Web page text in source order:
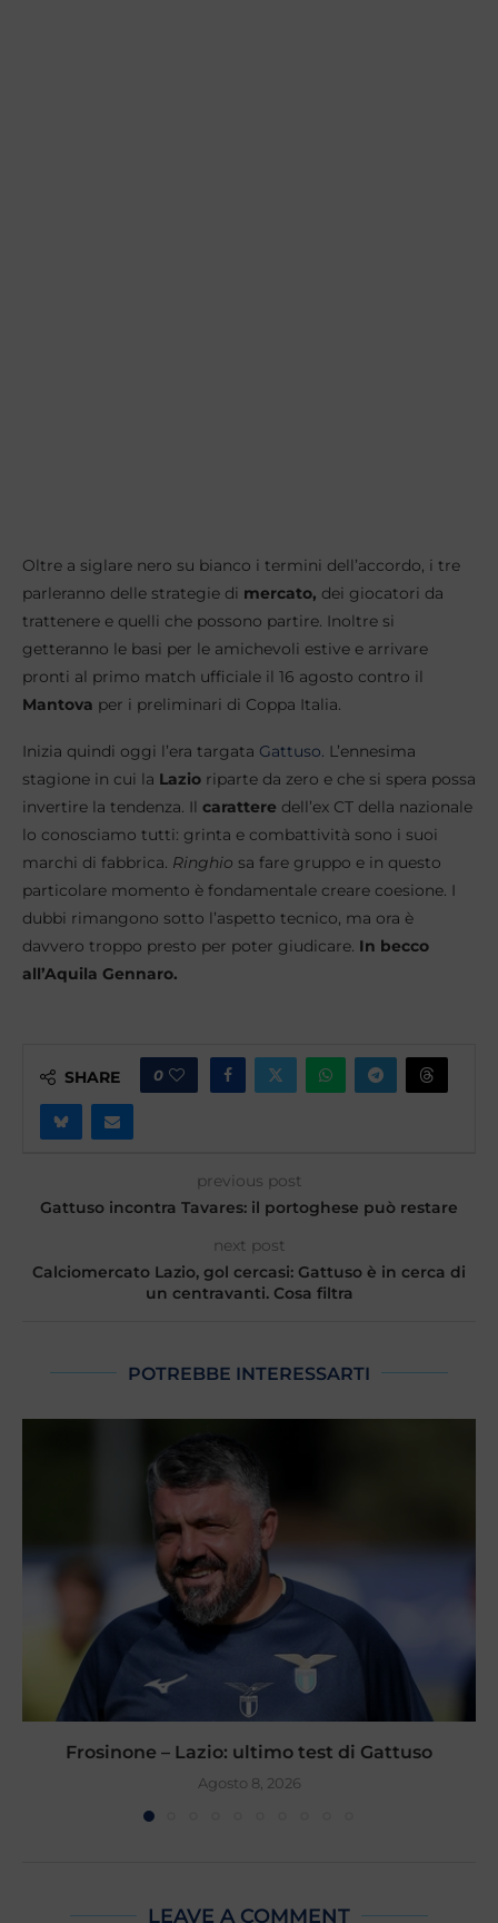
Oltre a siglare nero su bianco i termini dell’accordo, i tre
parleranno delle strategie di mercato, dei giocatori da
trattenere e quelli che possono partire. Inoltre si
getteranno le basi per le amichevoli estive e arrivare
pronti al primo match ufficiale il 16 agosto contro il
Mantova per i preliminari di Coppa Italia.
Inizia quindi oggi l’era targata Gattuso. L’ennesima
stagione in cui la Lazio riparte da zero e che si spera possa
invertire la tendenza. Il carattere dell’ex CT della nazionale
lo conosciamo tutti: grinta e combattività sono i suoi
marchi di fabbrica. Ringhio sa fare gruppo e in questo
particolare momento è fondamentale creare coesione. I
dubbi rimangono sotto l’aspetto tecnico, ma ora è
davvero troppo presto per poter giudicare. In becco
all’Aquila Gennaro.
SHARE 0
previous post
Gattuso incontra Tavares: il portoghese può restare
next post
Calciomercato Lazio, gol cercasi: Gattuso è in cerca di
un centravanti. Cosa filtra
POTREBBE INTERESSARTI
Frosinone – Lazio: ultimo test di Gattuso
Agosto 8, 2026
LEAVE A COMMENT